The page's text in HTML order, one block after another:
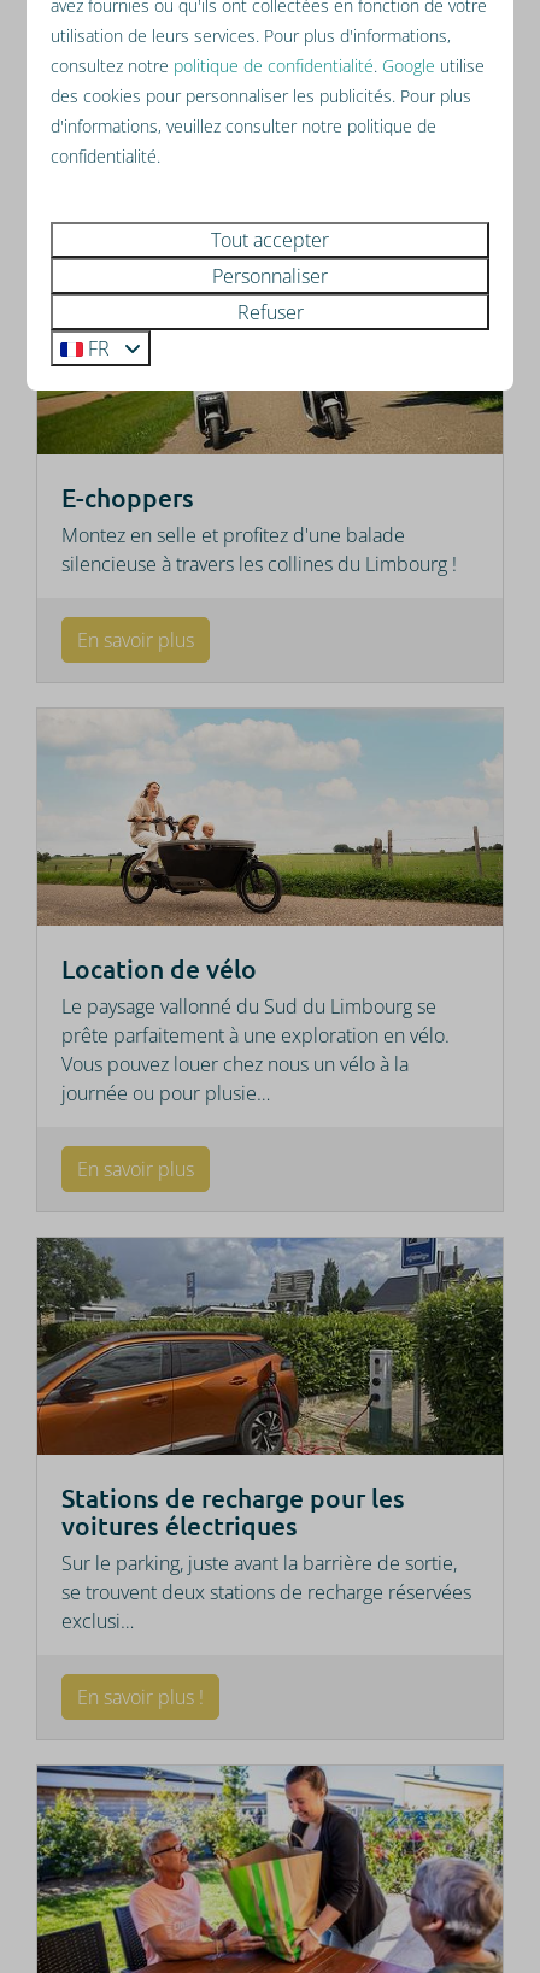
Vous avez toujours voulu explorer le sud de
notre pays ? Le Resort Mooi Bemelen, une
station de vacances…
Lire plus
E-choppers
Montez en selle et profitez d'une balade
silencieuse à travers les collines du Limbourg !
En savoir plus
Location de vélo
Le paysage vallonné du Sud du Limbourg se
prête parfaitement à une exploration en vélo.
Vous pouvez louer chez nous un vélo à la
journée ou pour plusie…
En savoir plus
Stations de recharge pour les
voitures électriques
Sur le parking, juste avant la barrière de sortie,
se trouvent deux stations de recharge réservées
exclusi…
En savoir plus !
avez fournies ou qu'ils ont collectées en fonction de votre
utilisation de leurs services. Pour plus d'informations,
consultez notre politique de confidentialité. Google utilise
des cookies pour personnaliser les publicités. Pour plus
d'informations, veuillez consulter notre politique de
confidentialité.
Tout accepter
Personnaliser
Refuser
FR